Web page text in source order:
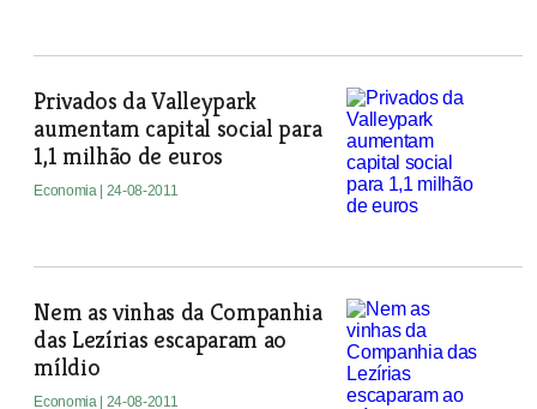
Privados da Valleypark
aumentam capital social para
1,1 milhão de euros
Economia | 24-08-2011
Nem as vinhas da Companhia
das Lezírias escaparam ao
míldio
Economia | 24-08-2011